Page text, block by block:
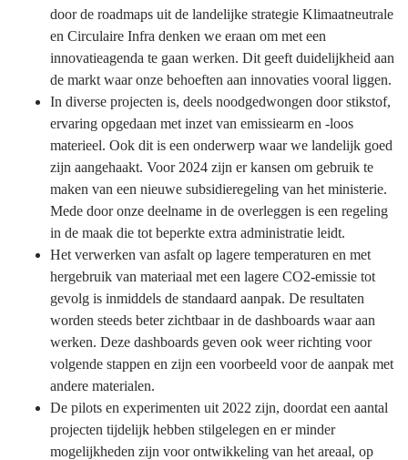
door de roadmaps uit de landelijke strategie Klimaatneutrale
en Circulaire Infra denken we eraan om met een
innovatieagenda te gaan werken. Dit geeft duidelijkheid aan
de markt waar onze behoeften aan innovaties vooral liggen.
In diverse projecten is, deels noodgedwongen door stikstof,
ervaring opgedaan met inzet van emissiearm en -loos
materieel. Ook dit is een onderwerp waar we landelijk goed
zijn aangehaakt. Voor 2024 zijn er kansen om gebruik te
maken van een nieuwe subsidieregeling van het ministerie.
Mede door onze deelname in de overleggen is een regeling
in de maak die tot beperkte extra administratie leidt.
Het verwerken van asfalt op lagere temperaturen en met
hergebruik van materiaal met een lagere CO2-emissie tot
gevolg is inmiddels de standaard aanpak. De resultaten
worden steeds beter zichtbaar in de dashboards waar aan
werken. Deze dashboards geven ook weer richting voor
volgende stappen en zijn een voorbeeld voor de aanpak met
andere materialen.
De pilots en experimenten uit 2022 zijn, doordat een aantal
projecten tijdelijk hebben stilgelegen en er minder
mogelijkheden zijn voor ontwikkeling van het areaal, op